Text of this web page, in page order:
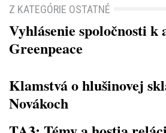
Z KATEGÓRIE OSTATNÉ
Vyhlásenie spoločnosti k
Greenpeace
Klamstvá o hlušinovej
Novákoch